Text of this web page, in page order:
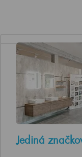
Jediná